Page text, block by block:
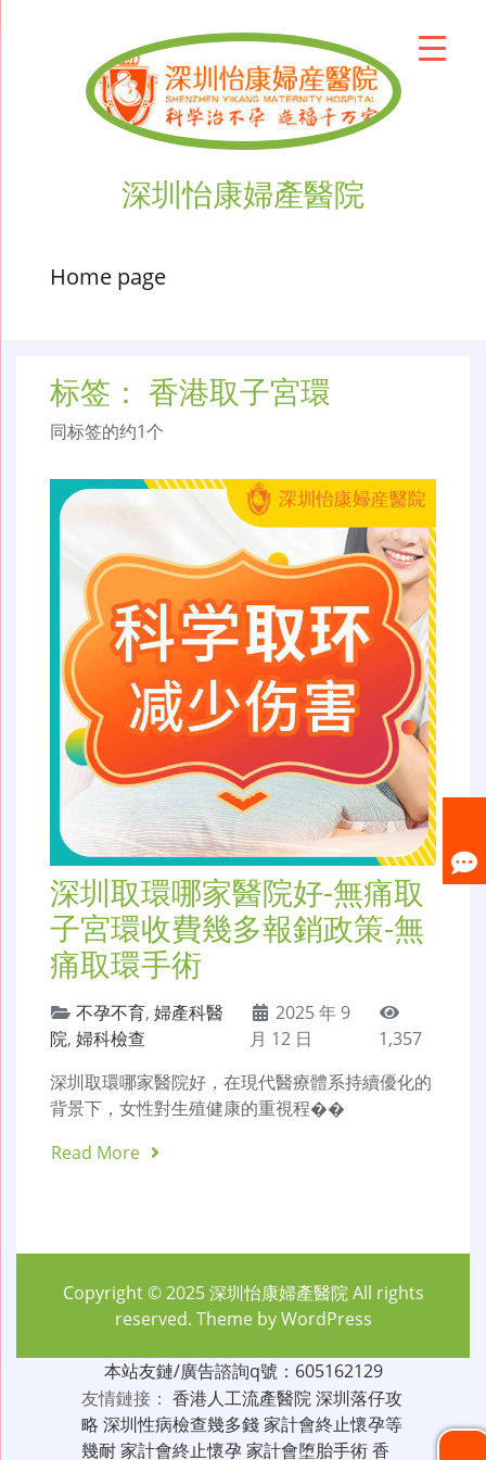
深圳怡康婦產醫院
Home page
标签： 香港取子宮環
同标签的约1个
深圳取環哪家醫院好-無痛取
子宮環收費幾多報銷政策-無
痛取環手術
不孕不育, 婦產科醫
院, 婦科檢查
2025 年 9
月 12 日
1,357
深圳取環哪家醫院好，在現代醫療體系持續優化的
背景下，女性對生殖健康的重視程��
Read More
Copyright © 2025深圳怡康婦產醫院All rights
reserved. Theme byWordPress
本站友鏈/廣告諮詢q號：605162129
友情鏈接： 香港人工流產醫院深圳落仔攻
略 深圳性病檢查幾多錢家計會終止懷孕等
幾耐家計會終止懷孕家計會堕胎手術香